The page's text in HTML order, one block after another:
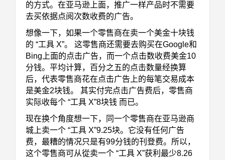
的方式。在亚马逊上面，推广一样产品时不需要
去买依据点阅次数收费的广告。
想像一下，如果一个零售商在卖一个美金十块钱
的 “工具 X”。 这零售商还需要去购买在Google和
Bing上面的点击广告，而一个点击数收费美金10
分钱。平均计算，百分之五的点击数量经换算
后，代表零售商花在点击广告上的每笔交易成本
是美金2块钱。 其实付完点击广告费后，零售商
实际收每个 “工具 X”8块钱 而已。
现在换个角度想一下，同一个零售商在亚马逊商
城上卖一个 “工具 X”9.25块。它没有任何广告
费，最糟的情况只是有99分钱的刊登费。所以，
这个零售商可从從卖一个 “工具 X”获利最少8.26